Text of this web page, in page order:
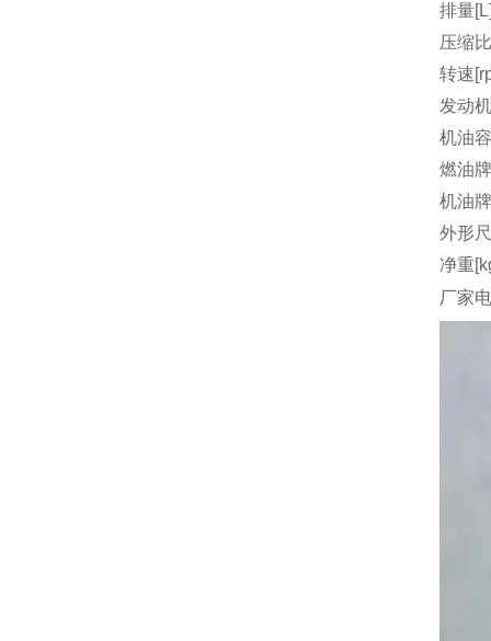
排量
压缩比
转速
发动
机油
燃油
机油
外形
净重
厂家